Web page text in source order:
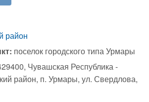
район
поселок городского типа Урмары
Чувашская Республика -
район, п. Урмары, ул. Свердлова,